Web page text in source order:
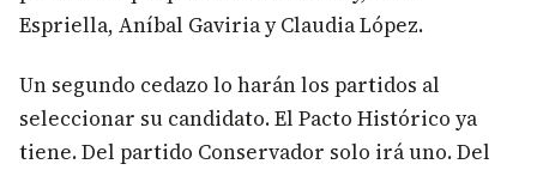
Espriella, Aníbal Gaviria y Claudia López.
Un segundo cedazo lo harán los partidos al
seleccionar su candidato. El Pacto Histórico ya
tiene. Del partido Conservador solo irá uno. Del